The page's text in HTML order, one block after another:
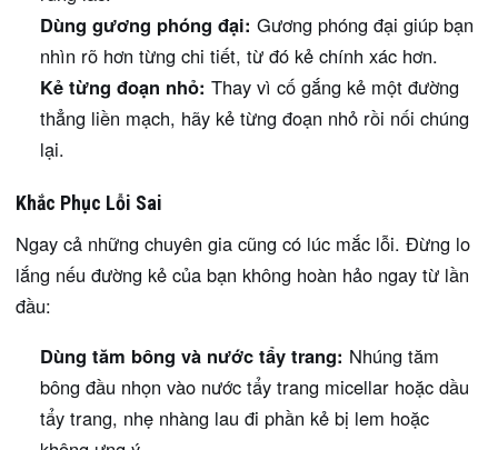
Dùng gương phóng đại: Gương phóng đại giúp bạn
nhìn rõ hơn từng chi tiết, từ đó kẻ chính xác hơn.
Kẻ từng đoạn nhỏ: Thay vì cố gắng kẻ một đường
thẳng liền mạch, hãy kẻ từng đoạn nhỏ rồi nối chúng
lại.
Khắc Phục Lỗi Sai
Ngay cả những chuyên gia cũng có lúc mắc lỗi. Đừng lo
lắng nếu đường kẻ của bạn không hoàn hảo ngay từ lần
đầu:
Dùng tăm bông và nước tẩy trang: Nhúng tăm
bông đầu nhọn vào nước tẩy trang micellar hoặc dầu
tẩy trang, nhẹ nhàng lau đi phần kẻ bị lem hoặc